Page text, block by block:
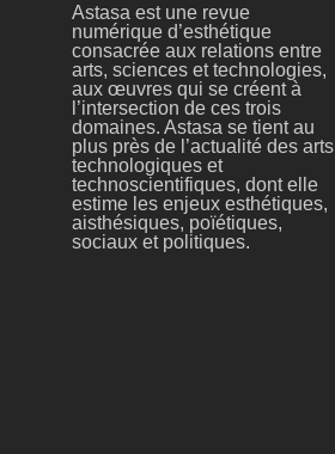
Astasa est une revue
numérique d’esthétique
consacrée aux relations entre
arts, sciences et technologies,
aux œuvres qui se créent à
l’intersection de ces trois
domaines. Astasa se tient au
plus près de l’actualité des arts
technologiques et
technoscientifiques, dont elle
estime les enjeux esthétiques,
aisthésiques, poïétiques,
sociaux et politiques.